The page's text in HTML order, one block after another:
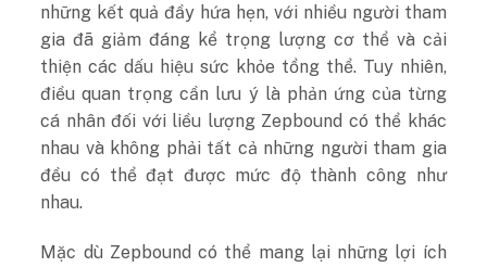
những kết quả đầy hứa hẹn, với nhiều người tham
gia đã giảm đáng kể trọng lượng cơ thể và cải
thiện các dấu hiệu sức khỏe tổng thể. Tuy nhiên,
điều quan trọng cần lưu ý là phản ứng của từng
cá nhân đối với liều lượng Zepbound có thể khác
nhau và không phải tất cả những người tham gia
đều có thể đạt được mức độ thành công như
nhau.
Mặc dù Zepbound có thể mang lại những lợi ích